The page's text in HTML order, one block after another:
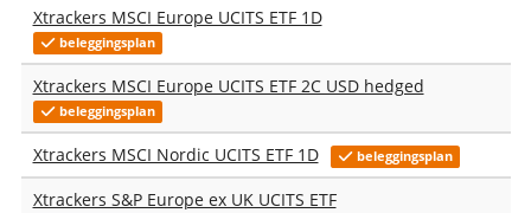
Xtrackers MSCI Europe UCITS ETF 1D
beleggingsplan
Xtrackers MSCI Europe UCITS ETF 2C USD hedged
beleggingsplan
Xtrackers MSCI Nordic UCITS ETF 1D beleggingsplan
Xtrackers S&P Europe ex UK UCITS ETF